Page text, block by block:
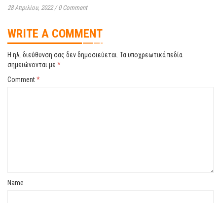
28 Απριλίου, 2022 / 0 Comment
WRITE A COMMENT
Η ηλ. διεύθυνση σας δεν δημοσιεύεται. Τα υποχρεωτικά πεδία
σημειώνονται με *
Comment*
Name